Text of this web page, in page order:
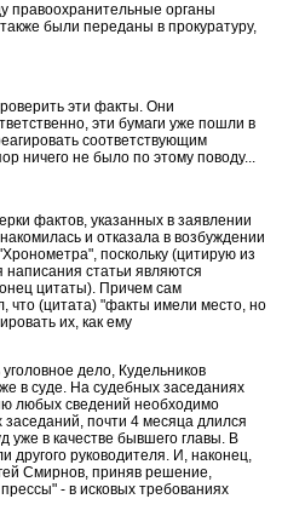
правоохранительные органы
были переданы в прокуратуру,
эти факты. Они
эти бумаги уже пошли в
соответствующим
ничего не было по этому поводу...
фактов, указанных в заявлении
и отказала в возбуждении
поскольку (цитирую из
статьи являются
цитаты). Причем сам
что (цитата) "факты имели место, но
их, как ему
дело, Кудельников
в суде. На судебных заседаниях
любых сведений необходимо
почти 4 месяца длился
уже в качестве бывшего главы. В
другого руководителя. И, наконец,
Смирнов, приняв решение,
- в исковых требованиях